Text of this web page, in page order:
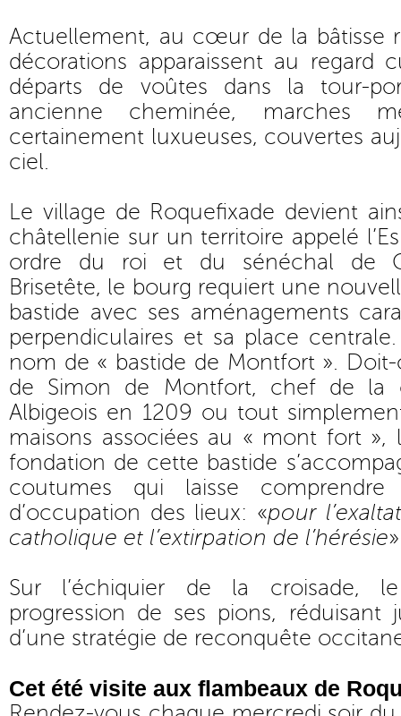
Actuellement, au cœur de la bâtisse
décorations apparaissent au regard
départs de voûtes dans la tour-
ancienne cheminée, marches
certainement luxueuses, couvertes
ciel.
Le village de Roquefixade devient
châtellenie sur un territoire appelé
ordre du roi et du sénéchal de
Brisetête, le bourg requiert une
bastide avec ses aménagements
perpendiculaires et sa place
nom de « bastide de Montfort ».
de Simon de Montfort, chef de la
Albigeois en 1209 ou tout
maisons associées au « mont fort
fondation de cette bastide
coutumes qui laisse
d’occupation des lieux: «pour
catholique et l’extirpation de l’hérésie»
Sur l’échiquier de la croisade,
progression de ses pions, réduisant
d’une stratégie de reconquête
Cet été visite aux flambeaux de